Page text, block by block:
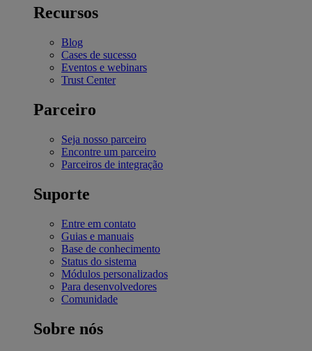
Recursos
Blog
Cases de sucesso
Eventos e webinars
Trust Center
Parceiro
Seja nosso parceiro
Encontre um parceiro
Parceiros de integração
Suporte
Entre em contato
Guias e manuais
Base de conhecimento
Status do sistema
Módulos personalizados
Para desenvolvedores
Comunidade
Sobre nós